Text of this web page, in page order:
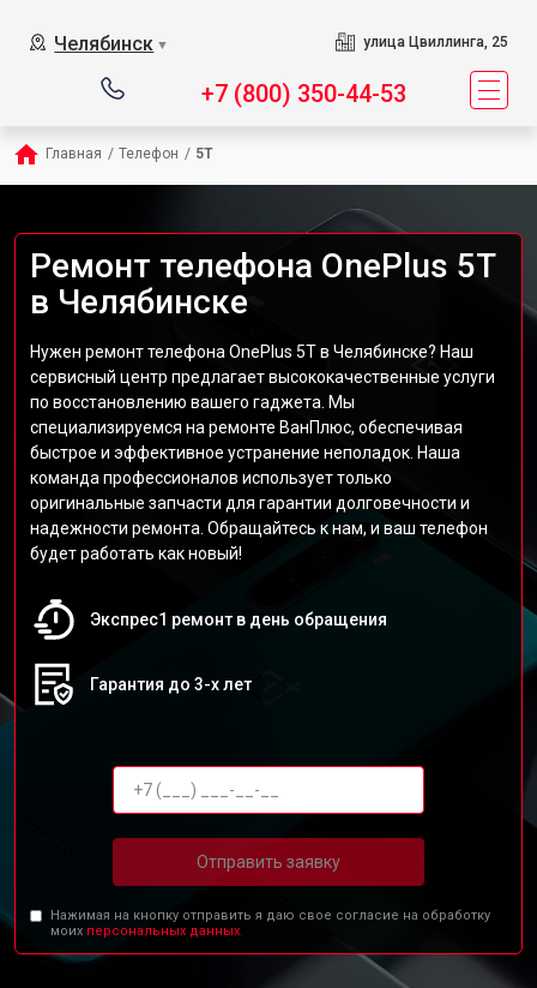
Челябинск ▼ улица Цвиллинга, 25
+7 (800) 350-44-53
Главная / Телефон / 5T
Ремонт телефона OnePlus 5T
в Челябинске
Нужен ремонт телефона OnePlus 5T в Челябинске? Наш
сервисный центр предлагает высококачественные услуги
по восстановлению вашего гаджета. Мы
специализируемся на ремонте ВанПлюс, обеспечивая
быстрое и эффективное устранение неполадок. Наша
команда профессионалов использует только
оригинальные запчасти для гарантии долговечности и
надежности ремонта. Обращайтесь к нам, и ваш телефон
будет работать как новый!
Экспрес1 ремонт в день обращения
Гарантия до 3-х лет
Отправить заявку
Нажимая на кнопку отправить я даю свое согласие на обработку
моих персональных данных.